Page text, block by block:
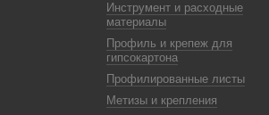
Инструмент и расходные
материалы
Профиль и крепеж для
гипсокартона
Профилированные листы
Метизы и крепления